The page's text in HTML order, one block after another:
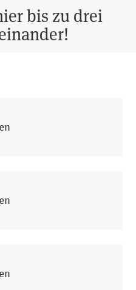
zweifelhafte
.
bis zu drei